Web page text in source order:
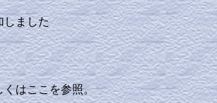
しました
くはここを参照。